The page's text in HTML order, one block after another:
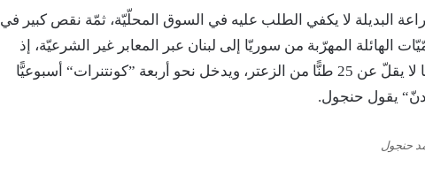
البديلة لا يكفي الطلب عليه في السوق المحلّيّة، ثمّة نقص كبير في
الهائلة المهرّبة من سوريّا إلى لبنان عبر المعابر غير الشرعيّة، إذ
تحمل كلّ شاحنة أو قاطرة ما لا يقلّ عن 25 طنًّا من الزعتر، ويدخل نحو أربعة ”كونتنرات“ أسبوعيًّا
يقول حنجول.
حنجول